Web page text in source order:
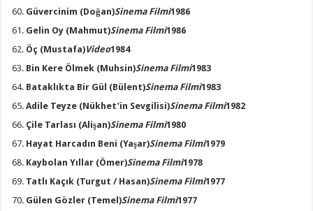
Güvercinim (Doğan)Sinema Filmi1986
Gelin Oy (Mahmut)Sinema Filmi1986
Öç (Mustafa)Video1984
Bin Kere Ölmek (Muhsin)Sinema Filmi1983
Bataklıkta Bir Gül (Bülent)Sinema Filmi1983
Adile Teyze (Nükhet’in Sevgilisi)Sinema Filmi1982
Çile Tarlası (Alişan)Sinema Filmi1980
Hayat Harcadın Beni (Yaşar)Sinema Filmi1979
Kaybolan Yıllar (Ömer)Sinema Filmi1978
Tatlı Kaçık (Turgut / Hasan)Sinema Filmi1977
Gülen Gözler (Temel)Sinema Filmi1977